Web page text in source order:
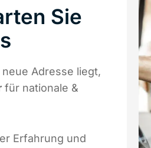
Sie
Adresse liegt,
für nationale &
Erfahrung und